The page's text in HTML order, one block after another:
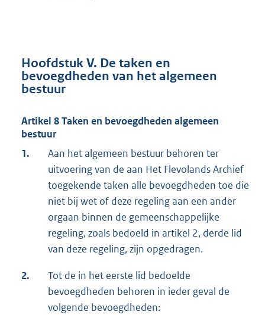
Hoofdstuk V. De taken en
bevoegdheden van het algemeen
bestuur
Artikel 8 Taken en bevoegdheden algemeen
bestuur
1.
Aan het algemeen bestuur behoren ter
uitvoering van de aan Het Flevolands Archief
toegekende taken alle bevoegdheden toe die
niet bij wet of deze regeling aan een ander
orgaan binnen de gemeenschappelijke
regeling, zoals bedoeld in artikel 2, derde lid
van deze regeling, zijn opgedragen.
2.
Tot de in het eerste lid bedoelde
bevoegdheden behoren in ieder geval de
volgende bevoegdheden: